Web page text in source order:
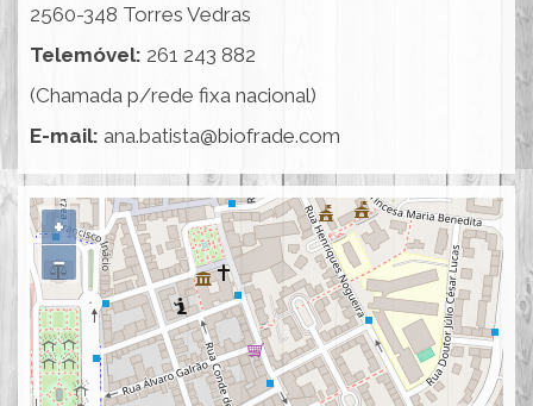
2560-348 Torres Vedras
Telemóvel: 261 243 882
(Chamada p/rede fixa nacional)
E-mail: ana.batista@biofrade.com
+
−